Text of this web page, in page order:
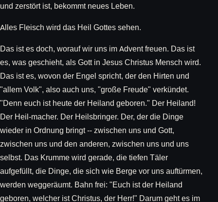
und zerstört ist, bekommt neues Leben.
Alles Fleisch wird das Heil Gottes sehen.
Das ist es doch, worauf wir uns im Advent freuen. Das ist
es, was geschieht, als Gott in Jesus Christus Mensch wird.
Das ist es, wovon der Engel spricht, der den Hirten und
"allem Volk", also auch uns, "große Freude" verkündet.
"Denn euch ist heute der Heiland geboren." Der Heiland!
Der Heil-macher. Der Heilsbringer. Der, der die Dinge
wieder in Ordnung bringt -- zwischen uns und Gott,
zwischen uns und den anderen, zwischen uns und uns
selbst. Das Krumme wird gerade, die tiefen Täler
aufgefüllt, die Dinge, die sich wie Berge vor uns auftürmen,
werden weggeräumt. Bahn frei: "Euch ist der Heiland
geboren, welcher ist Christus, der Herr!" Darum geht es im